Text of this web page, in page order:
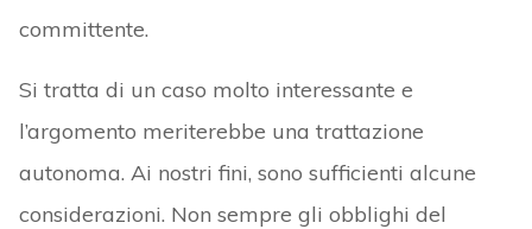
committente.
Si tratta di un caso molto interessante e
l’argomento meriterebbe una trattazione
autonoma. Ai nostri fini, sono sufficienti alcune
considerazioni. Non sempre gli obblighi del